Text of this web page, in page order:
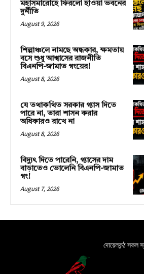
মহাসমারোহে ফিরলো হাওয়া ভবনের
দুর্নীতি
August 9, 2026
শিল্পাঞ্চলে নামছে অন্ধকার, ক্ষমতায়
বসে শুধু আশ্বাসের রাজনীতি
বিএনপি-জামাত গংয়ের!
August 8, 2026
যে তথাকথিত সরকার গ্যাস দিতে
পারে না, তারা শাসন করার
অধিকারও রাখে না
August 8, 2026
বিদ্যুৎ দিতে পারেনি, গ্যাসের দাম
বাড়াতেও ভোলেনি বিএনপি-জামাত
গং!
August 7, 2026
দোয়েলকন্ঠ